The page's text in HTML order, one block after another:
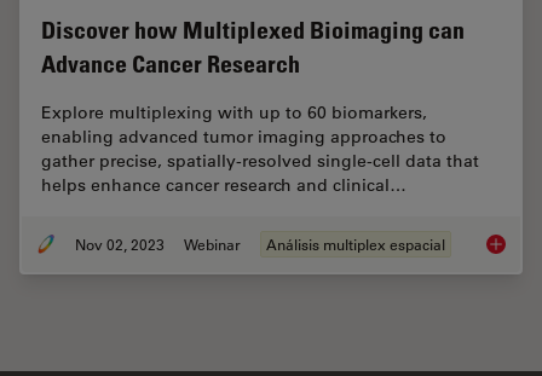
Discover how Multiplexed Bioimaging can
Advance Cancer Research
Explore multiplexing with up to 60 biomarkers,
enabling advanced tumor imaging approaches to
gather precise, spatially-resolved single-cell data that
helps enhance cancer research and clinical…
Nov 02, 2023 Webinar Análisis multiplex espacial